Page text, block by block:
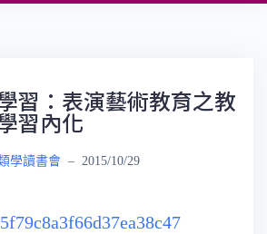
習：表演藝術教育之教
習內化
學讀書會 – 2015/10/29